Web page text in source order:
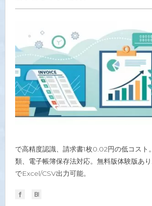
で高精度認識、請求書1枚0.02円の低コスト
類、電子帳簿保存法対応。無料版体験版あ
でExcel/CSV出力可能。